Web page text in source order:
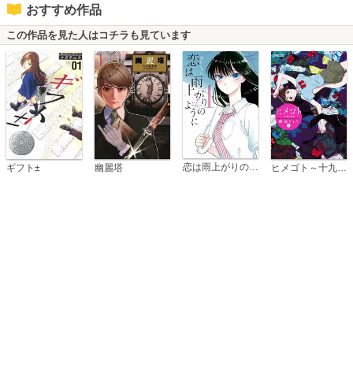
おすすめ作品
この作品を見た人はコチラも見ています
ギフト± 幽麗塔 恋は雨上がりのように